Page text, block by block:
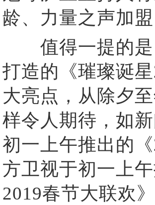
龄、力量之声加
值得一提的是
打造的《璀璨诞
大亮点，从除夕
样令人期待，如
初一上午推出的
方卫视于初一上
2019春节大联欢